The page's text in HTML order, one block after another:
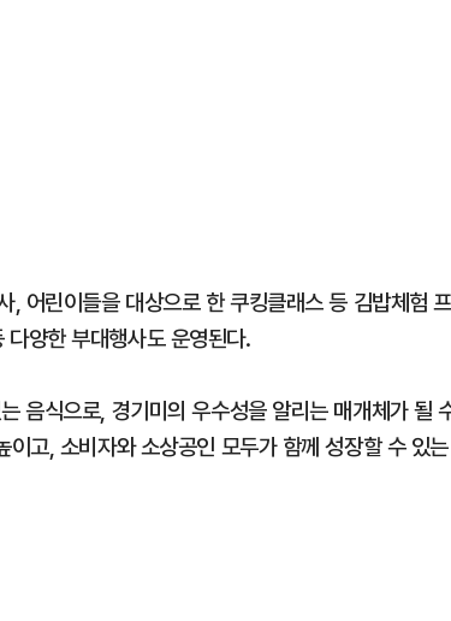
어린이들을 대상으로 한 쿠킹클래스 등 김밥체험
양한 부대행사도 운영된다.
음식으로, 경기미의 우수성을 알리는 매개체가 될
고, 소비자와 소상공인 모두가 함께 성장할 수 있는